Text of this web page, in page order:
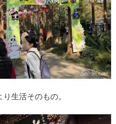
生活そのもの。